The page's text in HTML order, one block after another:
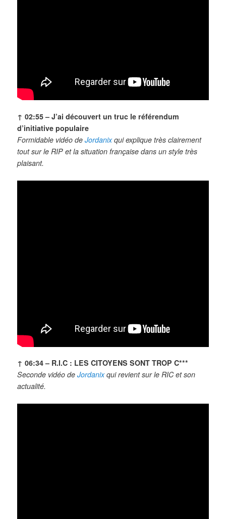
↑ 02:55 – J’ai découvert un truc le référendum
d’initiative populaire
Formidable vidéo deJordanixqui explique très clairement
tout sur le RIP et la situation française dans un style très
plaisant.
↑ 06:34 – R.I.C : LES CITOYENS SONT TROP C***
Seconde vidéo deJordanixqui revient sur le RIC et son
actualité.